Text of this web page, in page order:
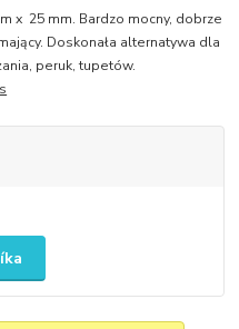
x 25 mm. Bardzo mocny, dobrze
Doskonała alternatywa dla
peruk, tupetów.